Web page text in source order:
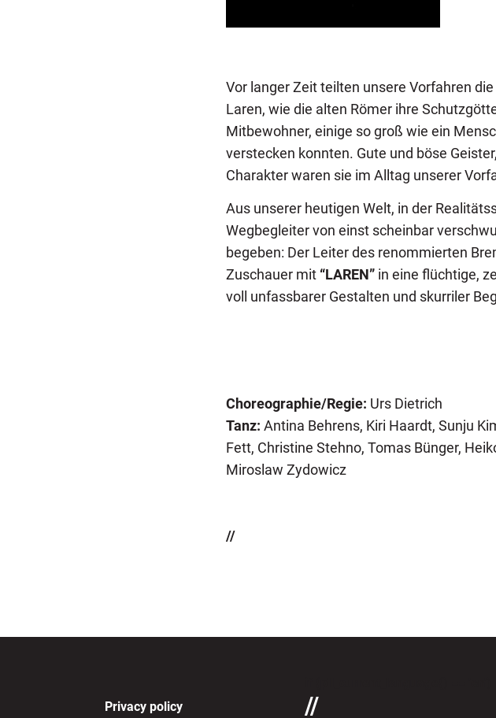
Vor langer Zeit teilten unsere Vorfahren
Laren, wie die alten Römer ihre
Mitbewohner, einige so groß wie ein
verstecken konnten. Gute und böse
Charakter waren sie im Alltag unserer
Aus unserer heutigen Welt, in der
Wegbegleiter von einst scheinbar
begeben: Der Leiter des renommierten
Zuschauer mit “LAREN” in eine flüchtige,
voll unfassbarer Gestalten und skurriler
Choreographie/Regie: Urs Dietrich
Tanz: Antina Behrens, Kiri Haardt, Sunju
Fett, Christine Stehno, Tomas Bünger,
Miroslaw Zydowicz
//
Privacy policy